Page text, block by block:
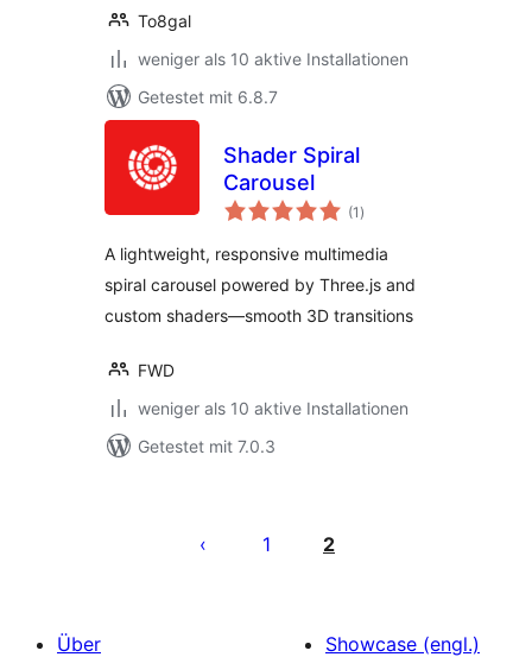
To8gal
weniger als 10 aktive Installationen
Getestet mit 6.8.7
Shader Spiral
Carousel
(1 Bewertungen
insgesamt
)
A lightweight, responsive multimedia
spiral carousel powered by Three.js and
custom shaders—smooth 3D transitions
FWD
weniger als 10 aktive Installationen
Getestet mit 7.0.3
1 2
Über
Showcase (engl.)